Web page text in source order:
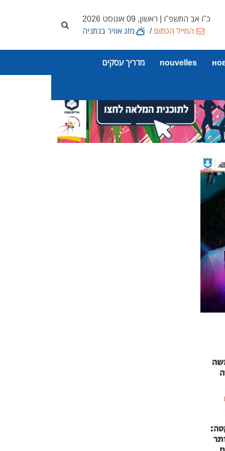
כ"ו אב התשפ"ו | ראשון, 09 אוגוסט 2026
המייל הכתום/ מזג אוויר בנתניה
nouvelles מדריך עסקים
נמשה
אותר